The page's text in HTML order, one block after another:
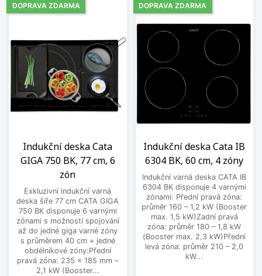
Indukční deska Cata
GIGA 750 BK, 77 cm, 6
zón
Exkluzivní indukční varná
deska šíře 77 cm CATA GIGA
750 BK disponuje 6 varnými
zónami s možností spojování
až do jedné giga varné zóny
s průměrem 40 cm + jedné
obdélníkové zóny:Přední
pravá zóna: 235 × 185 mm –
2,1 kW (Booster...
DOPRAVA ZDARMA
Indukční deska Cata IB
6304 BK, 60 cm, 4 zóny
Indukční varná deska CATA IB
6304 BK disponuje 4 varnými
zónami: Přední pravá zóna:
průměr 160 – 1,2 kW (Booster
max. 1,5 kW)Zadní pravá
zóna: průměr 180 – 1,8 kW
(Booster max. 2,3 kW)Přední
levá zóna: průměr 210 – 2,0
kW...
DOPRAVA ZDARMA